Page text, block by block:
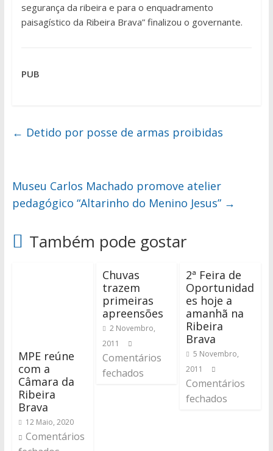
segurança da ribeira e para o enquadramento
paisagístico da Ribeira Brava” finalizou o governante.
PUB
← Detido por posse de armas proibidas
Museu Carlos Machado promove atelier
pedagógico “Altarinho do Menino Jesus” →
Também pode gostar
MPE reúne
com a
Câmara da
Ribeira
Brava
12 Maio, 2020
Comentários
Chuvas
trazem
primeiras
apreensões
2 Novembro,
2011
Comentários
fechados
2ª Feira de
Oportunidad
es hoje a
amanhã na
Ribeira
Brava
5 Novembro,
2011
Comentários
fechados